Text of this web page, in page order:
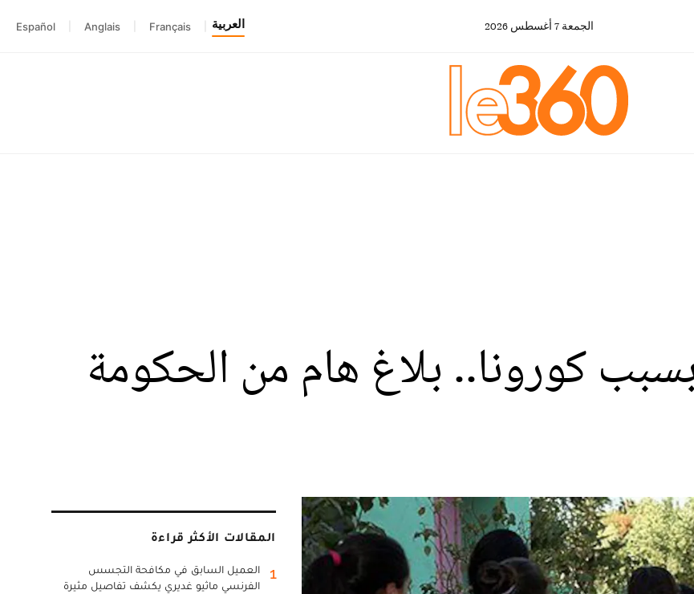
الجمعة 7 أغسطس 2026 العربية Français
Anglais
Español
كورونا.. بلاغ هام من الحكومة
المقالات الأكثر قراءة
1
العميل السابق في مكافحة التجسس
الفرنسي ماثيو غديري يكشف تفاصيل مثيرة